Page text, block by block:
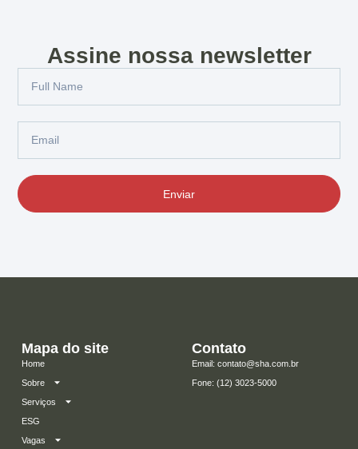
Assine nossa newsletter
Enviar
Mapa do site
Home
Sobre
Serviços
ESG
Vagas
Contato
Email: contato@sha.com.br
​Fone: (12) 3023-5000